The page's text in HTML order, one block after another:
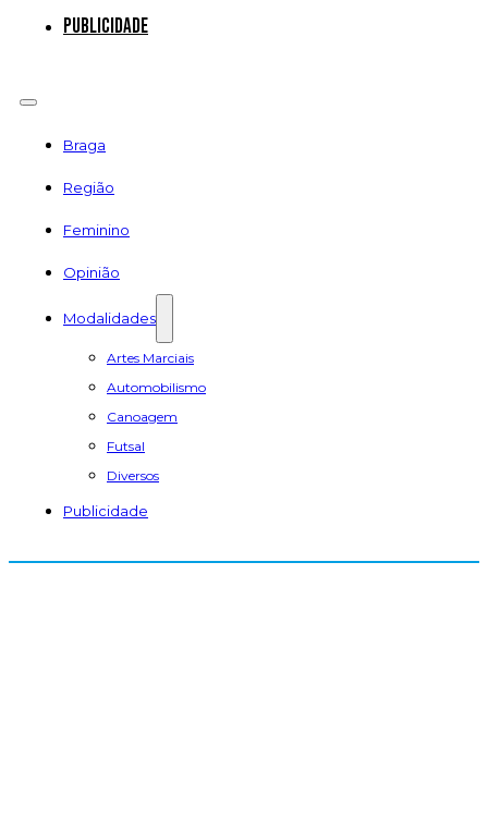
Publicidade
Braga
Região
Feminino
Opinião
Modalidades
Artes Marciais
Automobilismo
Canoagem
Futsal
Diversos
Publicidade